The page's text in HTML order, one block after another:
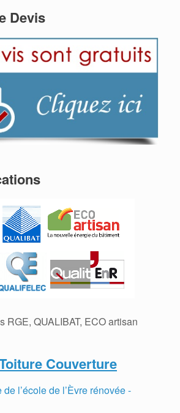
Devis
RGE, QUALIBAT, ECO artisan
Couverture
l’école de l’Èvre rénovée -